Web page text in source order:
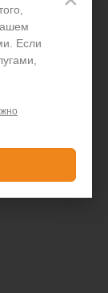
Если